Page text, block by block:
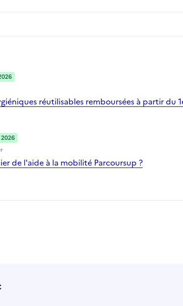
réutilisables remboursées à partir du
de l'aide à la mobilité Parcoursup ?